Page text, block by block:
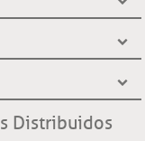
Domiciliarios SSP
comportamiento
Distribuidos